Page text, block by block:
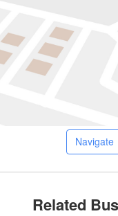
Navigate
Related